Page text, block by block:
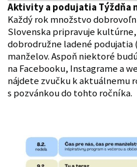
Aktivity a podujatia Týždňa
Každý rok množstvo
Slovenska pripravuje
dobrodružne ladené podujatia
manželov. Aspoň niektoré
na Facebooku, Instagrame a
nájdete zvučku k aktuálnemu
s pozvánkou do tohto ročníka.